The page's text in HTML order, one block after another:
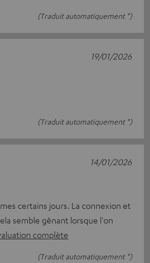
(Traduit automatiquement *)
(Traduit automatiquement *)
19/01/2026
certains jours. La connexion et
semble gênant lorsque l'on
complète
(Traduit automatiquement *)
14/01/2026